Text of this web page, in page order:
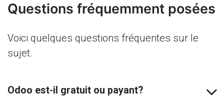
Questions fréquemment posées
Voici quelques questions fréquentes sur le
sujet.
Odoo est-il gratuit ou payant?